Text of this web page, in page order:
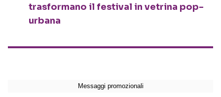
trasformano il festival in vetrina pop-
urbana